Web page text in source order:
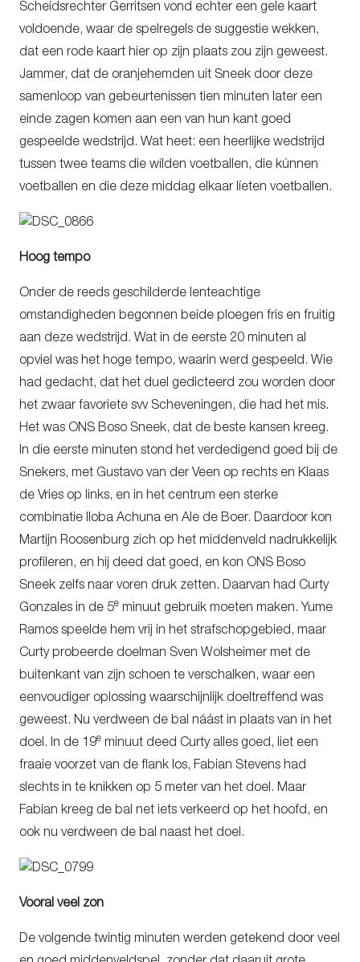
Scheidsrechter Gerritsen vond echter een gele kaart
voldoende, waar de spelregels de suggestie wekken,
dat een rode kaart hier op zijn plaats zou zijn geweest.
Jammer, dat de oranjehemden uit Sneek door deze
samenloop van gebeurtenissen tien minuten later een
einde zagen komen aan een van hun kant goed
gespeelde wedstrijd. Wat heet: een heerlijke wedstrijd
tussen twee teams die wílden voetballen, die kúnnen
voetballen en die deze middag elkaar líeten voetballen.
Hoog tempo
Onder de reeds geschilderde lenteachtige
omstandigheden begonnen beide ploegen fris en fruitig
aan deze wedstrijd. Wat in de eerste 20 minuten al
opviel was het hoge tempo, waarin werd gespeeld. Wie
had gedacht, dat het duel gedicteerd zou worden door
het zwaar favoriete svv Scheveningen, die had het mis.
Het was ONS Boso Sneek, dat de beste kansen kreeg.
In die eerste minuten stond het verdedigend goed bij de
Snekers, met Gustavo van der Veen op rechts en Klaas
de Vries op links, en in het centrum een sterke
combinatie Iloba Achuna en Ale de Boer. Daardoor kon
Martijn Roosenburg zich op het middenveld nadrukkelijk
profileren, en hij deed dat goed, en kon ONS Boso
Sneek zelfs naar voren druk zetten. Daarvan had Curty
Gonzales in de 5e minuut gebruik moeten maken. Yume
Ramos speelde hem vrij in het strafschopgebied, maar
Curty probeerde doelman Sven Wolsheimer met de
buitenkant van zijn schoen te verschalken, waar een
eenvoudiger oplossing waarschijnlijk doeltreffend was
geweest. Nu verdween de bal náást in plaats van ín het
doel. In de 19e minuut deed Curty alles goed, liet een
fraaie voorzet van de flank los, Fabian Stevens had
slechts in te knikken op 5 meter van het doel. Maar
Fabian kreeg de bal net iets verkeerd op het hoofd, en
ook nu verdween de bal naast het doel.
Vooral veel zon
De volgende twintig minuten werden getekend door veel